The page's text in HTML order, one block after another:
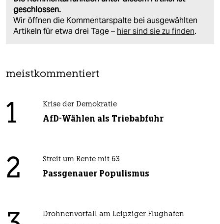
geschlossen.
Wir öffnen die Kommentarspalte bei ausgewählten
Artikeln für etwa drei Tage – hier sind sie zu finden.
meistkommentiert
1 Krise der Demokratie
AfD-Wählen als Triebabfuhr
2 Streit um Rente mit 63
Passgenauer Populismus
Drohnenvorfall am Leipziger Flughafen